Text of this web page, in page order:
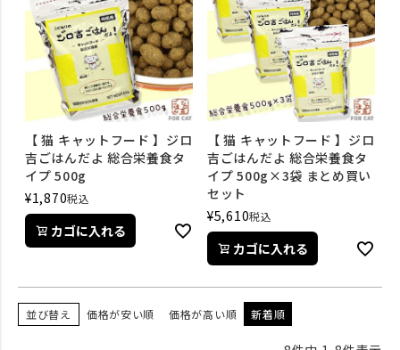
【 猫 キャットフード 】ジロ
吉ごはんだよ 総合栄養食タ
イプ 500g
¥1,870税込
カゴに入れる
【 猫 キャットフード 】ジロ
吉ごはんだよ 総合栄養食タ
イプ 500g×3袋 まとめ買い
セット
¥5,610税込
カゴに入れる
並び替え 価格が安い順 価格が高い順 新着順